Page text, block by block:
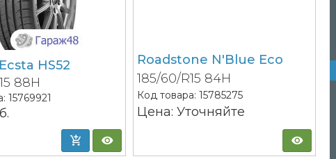
HS52
88H
15769921
Roadstone N'Blue Eco
185/60/R15 84H
Код товара: 15785275
Цена: Уточняйте